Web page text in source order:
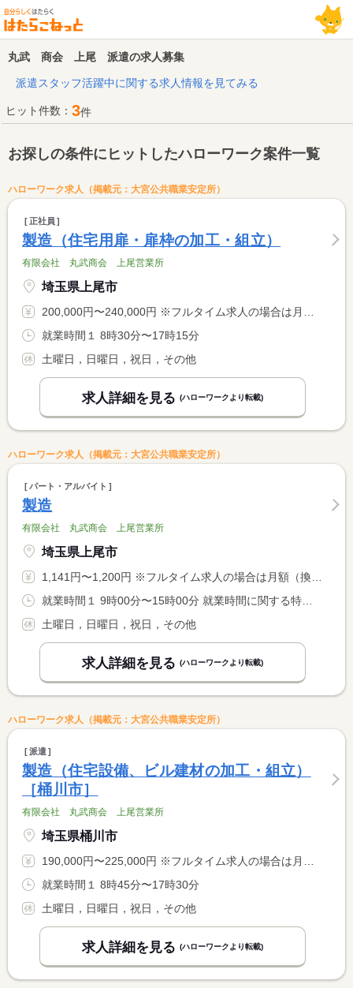
丸武 商会 上尾 派遣の求人募集
派遣スタッフ活躍中に関する求人情報を見てみる
ヒット件数： 3件
お探しの条件にヒットしたハローワーク案件一覧
ハローワーク求人（掲載元：大宮公共職業安定所）
正社員
製造（住宅用扉・扉枠の加工・組立）
有限会社 丸武商会 上尾営業所
埼玉県上尾市
200,000円〜240,000円 ※フルタイム求人の場合は月額（換算額）、パート求人の場合は時間額を表示しています。
就業時間１ 8時30分〜17時15分
土曜日，日曜日，祝日，その他
求人詳細を見る (ハローワークより転載)
ハローワーク求人（掲載元：大宮公共職業安定所）
パート・アルバイト
製造
有限会社 丸武商会 上尾営業所
埼玉県上尾市
1,141円〜1,200円 ※フルタイム求人の場合は月額（換算額）、パート求人の場合は時間額を表示しています。
土曜日，日曜日，祝日，その他
求人詳細を見る (ハローワークより転載)
ハローワーク求人（掲載元：大宮公共職業安定所）
派遣
製造（住宅設備、ビル建材の加工・組立）
［桶川市］
有限会社 丸武商会 上尾営業所
埼玉県桶川市
190,000円〜225,000円 ※フルタイム求人の場合は月額（換算額）、パート求人の場合は時間額を表示しています。
就業時間１ 8時45分〜17時30分
土曜日，日曜日，祝日，その他
求人詳細を見る (ハローワークより転載)